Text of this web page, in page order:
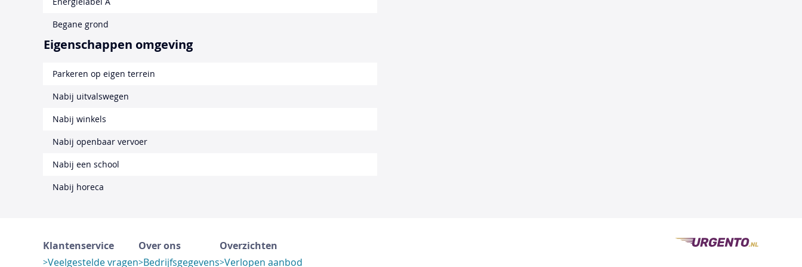
Begane grond
Eigenschappen omgeving
Parkeren op eigen terrein
Nabij uitvalswegen
Nabij winkels
Nabij openbaar vervoer
Nabij een school
Nabij horeca
Klantenservice
Veelgestelde vragen
Over ons
Bedrijfsgegevens
Overzichten
Verlopen aanbod